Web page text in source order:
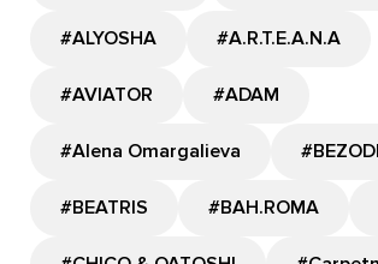
#ALYOSHA #A.R.T.E.A.N.A
#AVIATOR #ADAM
#Alena Omargalieva
#BEATRIS #BAH.ROMA